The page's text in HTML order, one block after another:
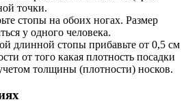
точки.
стопы на обоих ногах. Размер
у одного человека.
длинной стопы прибавьте от 0,5 см
от того какая плотность посадки
толщины (плотности) носков.